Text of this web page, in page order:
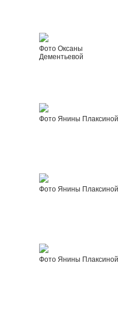
Фото Оксаны
Дементьевой
Фото Янины Плаксиной
Фото Янины Плаксиной
Фото Янины Плаксиной